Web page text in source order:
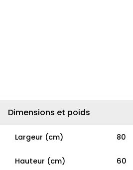
Dimensions et poids
Largeur (cm) 80
Hauteur (cm) 60